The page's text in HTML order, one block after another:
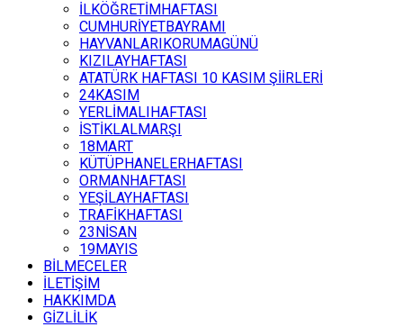
İLKÖĞRETİMHAFTASI
CUMHURİYETBAYRAMI
HAYVANLARIKORUMAGÜNÜ
KIZILAYHAFTASI
ATATÜRK HAFTASI 10 KASIM ŞİİRLERİ
24KASIM
YERLİMALIHAFTASI
İSTİKLALMARŞI
18MART
KÜTÜPHANELERHAFTASI
ORMANHAFTASI
YEŞİLAYHAFTASI
TRAFİKHAFTASI
23NİSAN
19MAYIS
BİLMECELER
İLETİŞİM
HAKKIMDA
GİZLİLİK